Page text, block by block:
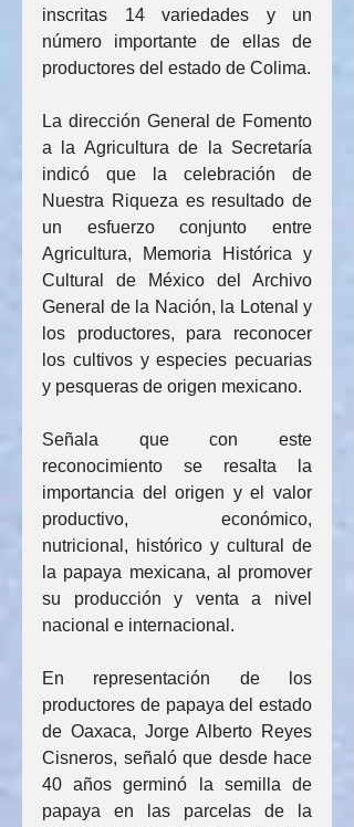
inscritas 14 variedades y un
número importante de ellas de
productores del estado de Colima.
La dirección General de Fomento
a la Agricultura de la Secretaría
indicó que la celebración de
Nuestra Riqueza es resultado de
un esfuerzo conjunto entre
Agricultura, Memoria Histórica y
Cultural de México del Archivo
General de la Nación, la Lotenal y
los productores, para reconocer
los cultivos y especies pecuarias
y pesqueras de origen mexicano.
Señala que con este
reconocimiento se resalta la
importancia del origen y el valor
productivo, económico,
nutricional, histórico y cultural de
la papaya mexicana, al promover
su producción y venta a nivel
nacional e internacional.
En representación de los
productores de papaya del estado
de Oaxaca, Jorge Alberto Reyes
Cisneros, señaló que desde hace
40 años germinó la semilla de
papaya en las parcelas de la